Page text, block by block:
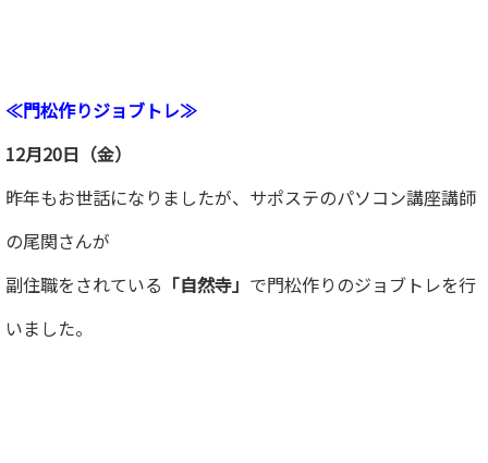
≪門松作りジョブトレ≫
12月20日（金）
昨年もお世話になりましたが、サポステのパソコン講座講師
の尾関さんが
副住職をされている 「自然寺」 で門松作りのジョブトレを行
いました。